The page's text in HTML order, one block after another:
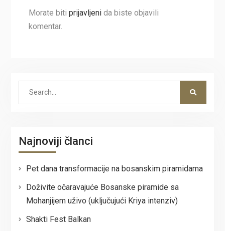
Morate biti prijavljenida biste objavili
komentar.
Najnoviji članci
Pet dana transformacije na bosanskim piramidama
Doživite očaravajuće Bosanske piramide sa
Mohanjijem uživo (uključujući Kriya intenziv)
Shakti Fest Balkan